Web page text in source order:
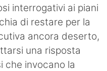
interrogativi ai piani
di restare per la
ancora deserto,
una risposta
che invocano la